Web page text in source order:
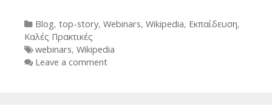
Categories
Blog, top-story, Webinars, Wikipedia, Εκπαίδευση,
Καλές Πρακτικές
Tags
webinars, Wikipedia
Leave a comment